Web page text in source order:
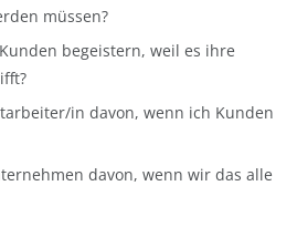
müssen?
begeistern, weil es ihre
in davon, wenn ich Kunden
davon, wenn wir das alle